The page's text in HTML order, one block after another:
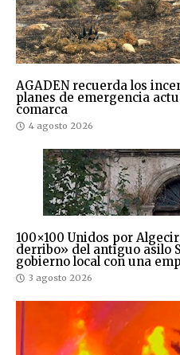
AGADEN recuerda los
planes de emergencia
comarca
4 agosto 2026
100×100 Unidos por
derribo» del antiguo asilo
gobierno local con una
3 agosto 2026